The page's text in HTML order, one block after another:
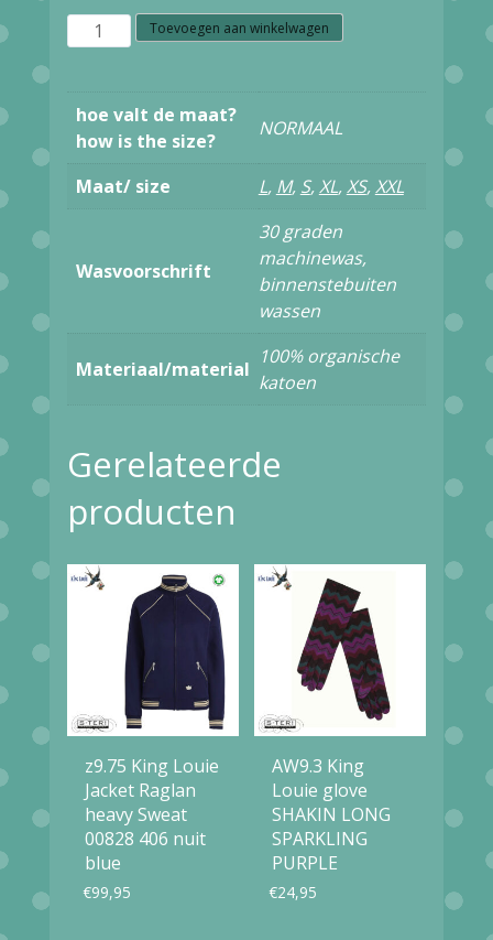
z9.74
Jacket
00828
aantal
Toevoegen aan winkelwagen
hoe valt de maat?
how is the size?
NORMAAL
Maat/ size L, M, S,XL,XS,XXL
Wasvoorschrift
30 graden
machinewas,
binnenstebuiten
wassen
Materiaal/material
100% organische
katoen
Gerelateerde
producten
z9.75 King Louie
Jacket Raglan
heavy Sweat
00828 406 nuit
blue
€99,95
AW9.3 King
Louie glove
SHAKIN LONG
SPARKLING
PURPLE
€24,95